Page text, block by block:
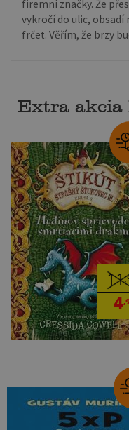
firemní značky. Že
vykročí do ulic, obsadí
frčet. Věřím, že brzy
Extra akcia
11
4